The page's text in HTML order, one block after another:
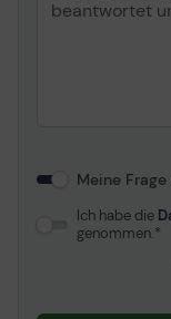
Meine
Ich habe die
genommen.